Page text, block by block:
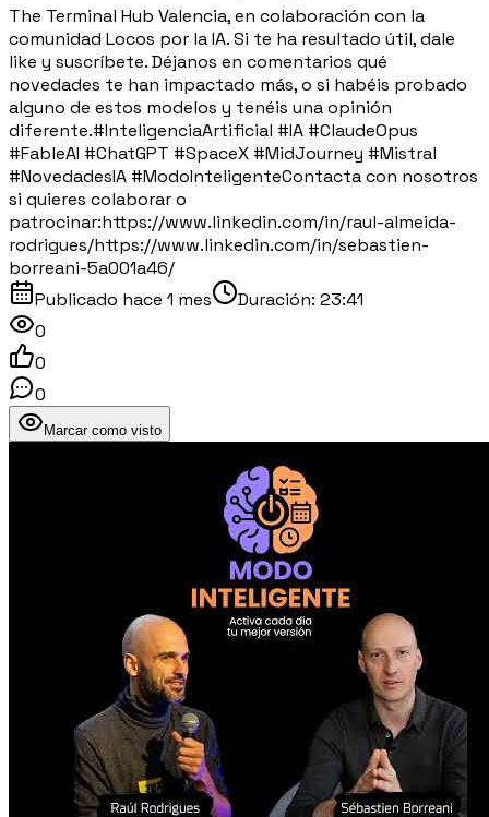
The Terminal Hub Valencia, en colaboración con la
comunidad Locos por la IA. Si te ha resultado útil, dale
like y suscríbete. Déjanos en comentarios qué
novedades te han impactado más, o si habéis probado
alguno de estos modelos y tenéis una opinión
diferente.#InteligenciaArtificial #IA #ClaudeOpus
#FableAI #ChatGPT #SpaceX #MidJourney #Mistral
#NovedadesIA #ModoInteligenteContacta con nosotros
si quieres colaborar o
patrocinar:https://www.linkedin.com/in/raul-almeida-
rodrigues/https://www.linkedin.com/in/sebastien-
borreani-5a001a46/
Publicado hace 1 mes Duración: 23:41
0
0
0
Marcar como visto